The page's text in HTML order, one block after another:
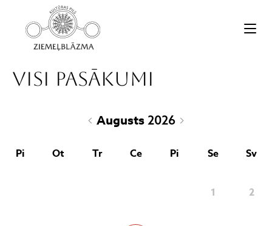
Augusts 2026
Pi Ot Tr Ce Pi Se Sv
1 2
Visi pasākumi